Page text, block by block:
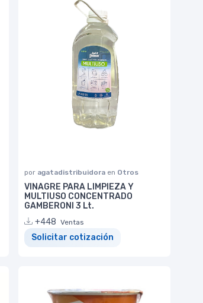
por agatadistribuidora en Otros
VINAGRE PARA LIMPIEZA Y
MULTIUSO CONCENTRADO
GAMBERONI 3 Lt.
+448 Ventas
Solicitar cotización